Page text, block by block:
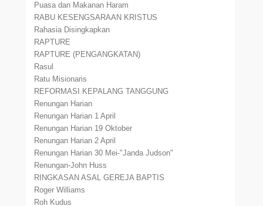
Puasa dan Makanan Haram
RABU KESENGSARAAN KRISTUS
Rahasia Disingkapkan
RAPTURE
RAPTURE (PENGANGKATAN)
Rasul
Ratu Misionaris
REFORMASI KEPALANG TANGGUNG
Renungan Harian
Renungan Harian 1 April
Renungan Harian 19 Oktober
Renungan Harian 2 April
Renungan Harian 30 Mei-"Janda Judson"
Renungan-John Huss
RINGKASAN ASAL GEREJA BAPTIS
Roger Williams
Roh Kudus